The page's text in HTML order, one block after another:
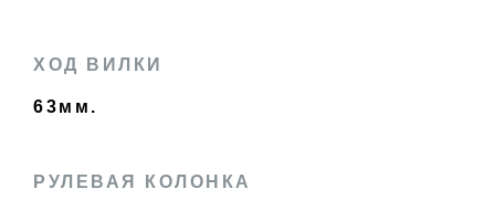
ХОД ВИЛКИ
63мм.
РУЛЕВАЯ КОЛОНКА